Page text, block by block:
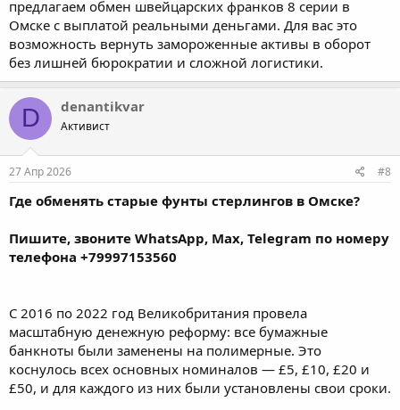
предлагаем обмен швейцарских франков 8 серии в
Омске с выплатой реальными деньгами. Для вас это
возможность вернуть замороженные активы в оборот
без лишней бюрократии и сложной логистики.
D denantikvar
Активист
27 Апр 2026 #8
Где обменять старые фунты стерлингов в Омске?
Пишите, звоните WhatsApp, Max, Telegram по номеру
телефона +79997153560
С 2016 по 2022 год Великобритания провела
масштабную денежную реформу: все бумажные
банкноты были заменены на полимерные. Это
коснулось всех основных номиналов — £5, £10, £20 и
£50, и для каждого из них были установлены свои сроки.